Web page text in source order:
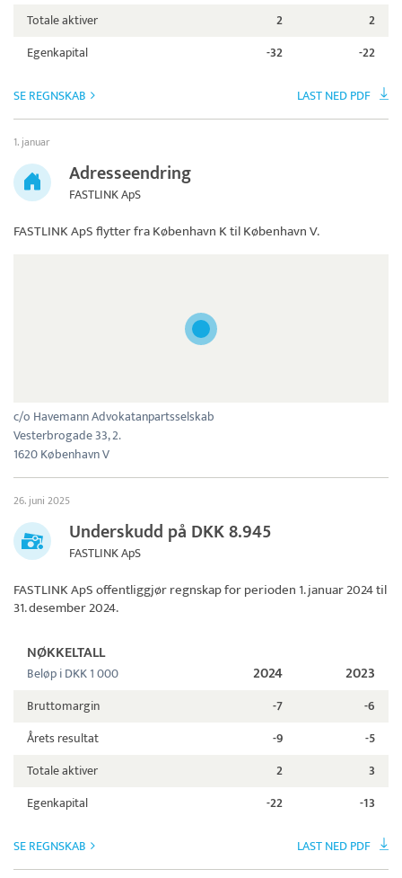
Totale aktiver
2
2
Egenkapital
-32 -22
SE REGNSKAB LAST NED PDF
1. januar
Adresseendring
FASTLINK ApS
FASTLINK ApSflytter fra København K til København V.
c/o Havemann Advokatanpartsselskab
Vesterbrogade 33, 2.
1620 København V
26. juni 2025
Underskudd på DKK 8.945
FASTLINK ApS
FASTLINK ApSoffentliggjør regnskap for perioden 1. januar 2024 til
31. desember 2024.
NØKKELTALL
Beløp i DKK 1 000 2024 2023
Bruttomargin -7
-6
Årets resultat
-9
-5
Totale aktiver
2
3
Egenkapital
-22 -13
SE REGNSKAB LAST NED PDF